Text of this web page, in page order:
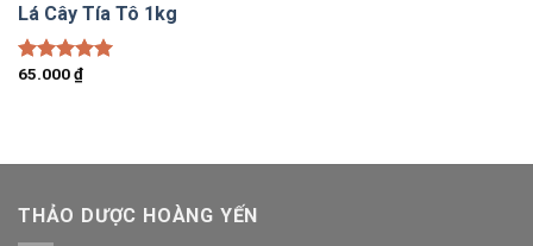
Lá Cây Tía Tô 1kg
Được xếp
65.000₫
THẢO DƯỢC HOÀNG YẾN